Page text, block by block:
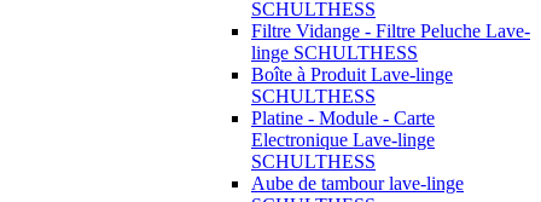
SCHULTHESS
Filtre Vidange - Filtre Peluche Lave-
linge SCHULTHESS
Boîte à Produit Lave-linge
SCHULTHESS
Platine - Module - Carte
Electronique Lave-linge
SCHULTHESS
Aube de tambour lave-linge